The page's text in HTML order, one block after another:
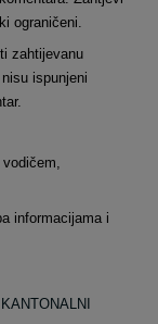
ograničeni.
zahtijevanu
ispunjeni
informacijama i